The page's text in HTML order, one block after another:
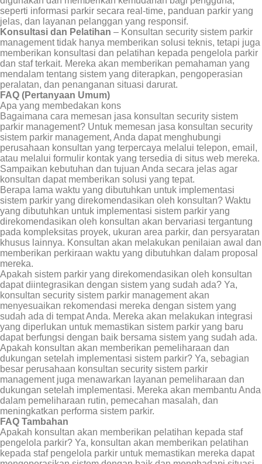
seperti informasi parkir secara real-time, panduan parkir yang
jelas, dan layanan pelanggan yang responsif.
Konsultasi dan Pelatihan – Konsultan security sistem parkir
management tidak hanya memberikan solusi teknis, tetapi juga
memberikan konsultasi dan pelatihan kepada pengelola parkir
dan staf terkait. Mereka akan memberikan pemahaman yang
mendalam tentang sistem yang diterapkan, pengoperasian
peralatan, dan penanganan situasi darurat.
FAQ (Pertanyaan Umum)
Apa yang membedakan kons
Bagaimana cara memesan jasa konsultan security sistem
parkir management? Untuk memesan jasa konsultan security
sistem parkir management, Anda dapat menghubungi
perusahaan konsultan yang terpercaya melalui telepon, email,
atau melalui formulir kontak yang tersedia di situs web mereka.
Sampaikan kebutuhan dan tujuan Anda secara jelas agar
konsultan dapat memberikan solusi yang tepat.
Berapa lama waktu yang dibutuhkan untuk implementasi
sistem parkir yang direkomendasikan oleh konsultan? Waktu
yang dibutuhkan untuk implementasi sistem parkir yang
direkomendasikan oleh konsultan akan bervariasi tergantung
pada kompleksitas proyek, ukuran area parkir, dan persyaratan
khusus lainnya. Konsultan akan melakukan penilaian awal dan
memberikan perkiraan waktu yang dibutuhkan dalam proposal
mereka.
Apakah sistem parkir yang direkomendasikan oleh konsultan
dapat diintegrasikan dengan sistem yang sudah ada? Ya,
konsultan security sistem parkir management akan
menyesuaikan rekomendasi mereka dengan sistem yang
sudah ada di tempat Anda. Mereka akan melakukan integrasi
yang diperlukan untuk memastikan sistem parkir yang baru
dapat berfungsi dengan baik bersama sistem yang sudah ada.
Apakah konsultan akan memberikan pemeliharaan dan
dukungan setelah implementasi sistem parkir? Ya, sebagian
besar perusahaan konsultan security sistem parkir
management juga menawarkan layanan pemeliharaan dan
dukungan setelah implementasi. Mereka akan membantu Anda
dalam pemeliharaan rutin, pemecahan masalah, dan
meningkatkan performa sistem parkir.
FAQ Tambahan
Apakah konsultan akan memberikan pelatihan kepada staf
pengelola parkir? Ya, konsultan akan memberikan pelatihan
kepada staf pengelola parkir untuk memastikan mereka dapat